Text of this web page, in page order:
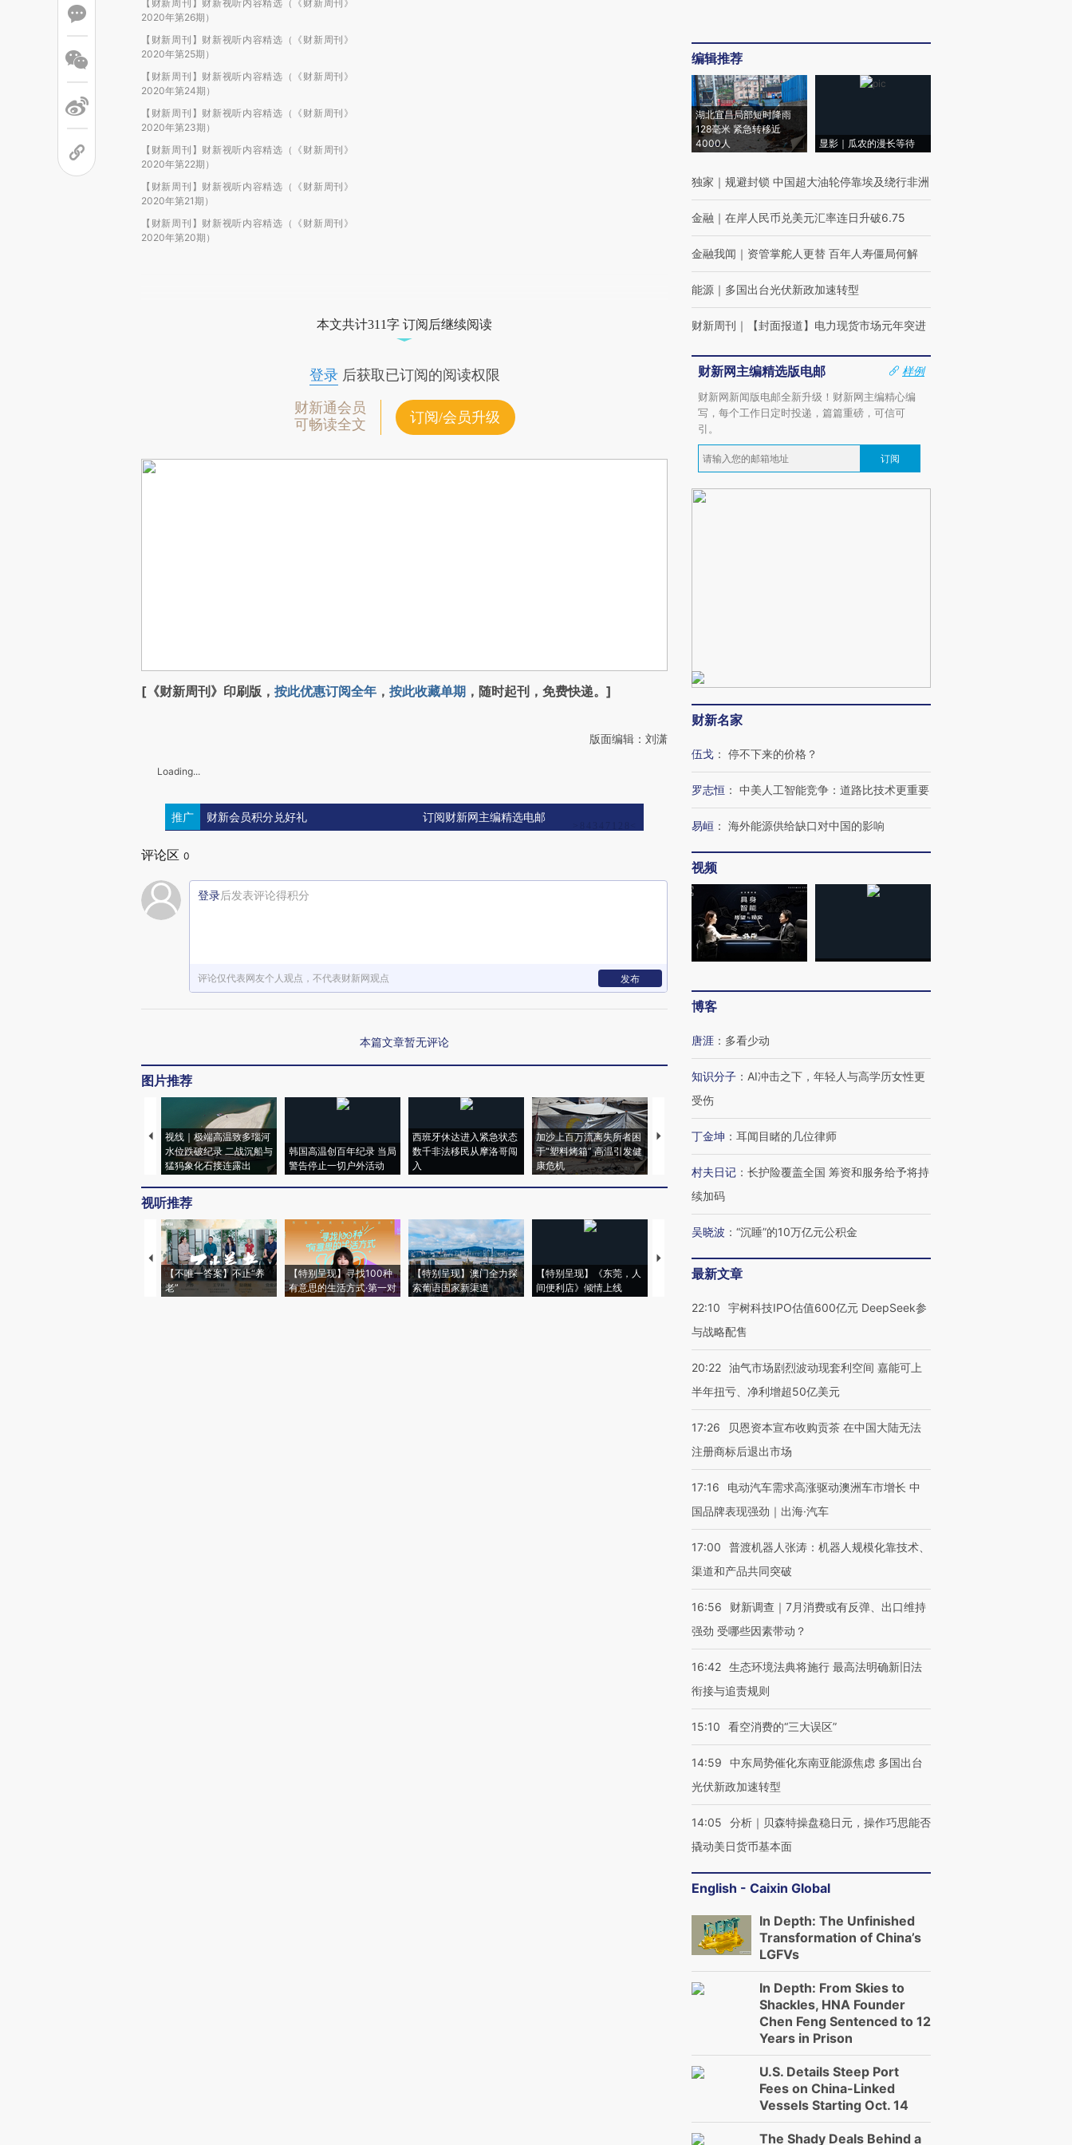
【财新周刊】财新视听内容精选（《财新周刊》
2020年第26期）
【财新周刊】财新视听内容精选（《财新周刊》
2020年第25期）
【财新周刊】财新视听内容精选（《财新周刊》
2020年第24期）
【财新周刊】财新视听内容精选（《财新周刊》
2020年第23期）
【财新周刊】财新视听内容精选（《财新周刊》
2020年第22期）
【财新周刊】财新视听内容精选（《财新周刊》
2020年第21期）
【财新周刊】财新视听内容精选（《财新周刊》
2020年第20期）
本文共计311字 订阅后继续阅读
登录后获取已订阅的阅读权限
财新通会员
可畅读全文
订阅/会员升级
[《财新周刊》印刷版， 按此优惠订阅全年 ， 按此收藏单期 ，随时起刊，免费快递。]
版面编辑：刘潇
Loading...
推广 财新会员积分兑好礼 订阅财新网主编精选电邮
评论区 0
登录后发表评论得积分
评论仅代表网友个人观点，不代表财新网观点 发布
本篇文章暂无评论
图片推荐
视线｜极端高温致多瑙河
水位跌破纪录 二战沉船与
猛犸象化石接连露出
韩国高温创百年纪录 当局
警告停止一切户外活动
西班牙休达进入紧急状态
数千非法移民从摩洛哥闯
入
加沙上百万流离失所者困
于“塑料烤箱” 高温引发健
康危机
视线｜HYROX的吸金
术：是什么让中产们甘
心“花钱找虐”？
马航飞行员跨国走私7万
粒摇头丸 尿检体内含3种
毒品
度Z世代 用街头抗争将教
育部长拱下台
视听推荐
【不唯一答案】不止“养
老”
【特别呈现】寻找100种
有意思的生活方式·第一对
【特别呈现】澳门全力探
索葡语国家新渠道
【特别呈现】《东莞，人
间便利店》倾情上线
【推广】走进第四届链博
会，让数智科技“链”接产
【商旅对话】华住集团
编辑推荐
湖北宜昌局部短时降雨
128毫米 紧急转移近
4000人
显影｜瓜农的漫长等待
独家 ｜ 规避封锁 中国超大油轮停靠埃及绕行非洲
金融 ｜ 在岸人民币兑美元汇率连日升破6.75
金融我闻 ｜ 资管掌舵人更替 百年人寿僵局何解
能源 ｜ 多国出台光伏新政加速转型
财新周刊 ｜ 【封面报道】电力现货市场元年突进
财新网主编精选版电邮
样例
财新网新闻版电邮全新升级！财新网主编精心编
写，每个工作日定时投递，篇篇重磅，可信可
引。
订阅
财新名家
伍戈 ： 停不下来的价格？
罗志恒 ： 中美人工智能竞争：道路比技术更重要
易峘 ： 海外能源供给缺口对中国的影响
视频
博客
唐涯 ： 多看少动
知识分子 ： AI冲击之下，年轻人与高学历女性更
受伤
丁金坤 ： 耳闻目睹的几位律师
村夫日记 ： 长护险覆盖全国 筹资和服务给予将持
续加码
吴晓波 ： “沉睡”的10万亿元公积金
最新文章
22:10
宇树科技IPO估值600亿元 DeepSeek参
与战略配售
20:22 油气市场剧烈波动现套利空间 嘉能可上
半年扭亏、净利增超50亿美元
17:26
贝恩资本宣布收购贡茶 在中国大陆无法
注册商标后退出市场
17:16
电动汽车需求高涨驱动澳洲车市增长 中
国品牌表现强劲｜出海·汽车
17:00
普渡机器人张涛：机器人规模化靠技术、
渠道和产品共同突破
16:56
财新调查｜7月消费或有反弹、出口维持
强劲 受哪些因素带动？
16:42 生态环境法典将施行 最高法明确新旧法
衔接与追责规则
15:10 看空消费的“三大误区”
14:59
中东局势催化东南亚能源焦虑 多国出台
光伏新政加速转型
14:05
分析｜贝森特操盘稳日元，操作巧思能否
撬动美日货币基本面
English - Caixin Global
In Depth: The Unfinished
Transformation of China’s
LGFVs
In Depth: From Skies to
Shackles, HNA Founder
Chen Feng Sentenced to 12
Years in Prison
U.S. Details Steep Port
Fees on China-Linked
Vessels Starting Oct. 14
The Shady Deals Behind a